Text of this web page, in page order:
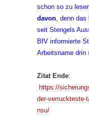
schon so zu
davon, denn das
seit Stengels
BfV informierte
Arbeitsname
Zitat Ende:
https://
der-verruckteste-
nsu/